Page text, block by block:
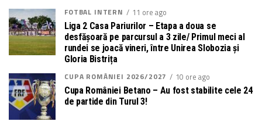
FOTBAL INTERN 11 ore ago
Liga 2 Casa Pariurilor – Etapa a doua se
desfășoară pe parcursul a 3 zile/ Primul meci al
rundei se joacă vineri, între Unirea Slobozia și
Gloria Bistrița
CUPA ROMÂNIEI 2026/2027
10 ore ago
Cupa României Betano – Au fost stabilite cele 24
de partide din Turul 3!